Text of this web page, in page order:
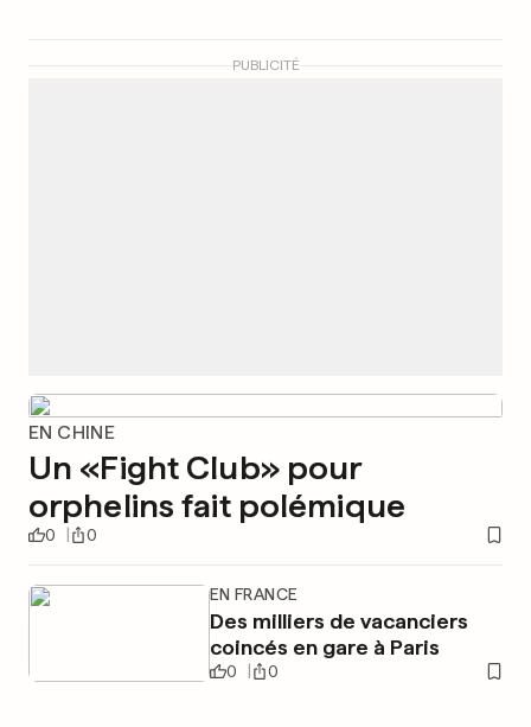
PUBLICITÉ
EN CHINE
Un «Fight Club» pour
orphelins fait polémique
0 0
EN FRANCE
Des milliers de vacanciers
coincés en gare à Paris
0 0